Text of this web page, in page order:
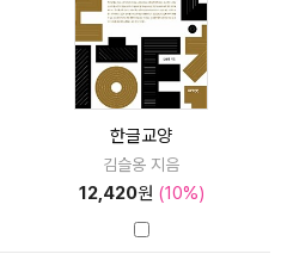
한글교양
김슬옹 지음
12,420원 (10%)